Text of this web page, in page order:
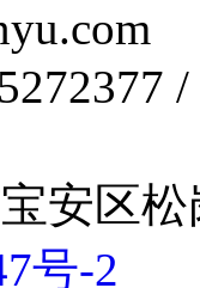
安区
号-2